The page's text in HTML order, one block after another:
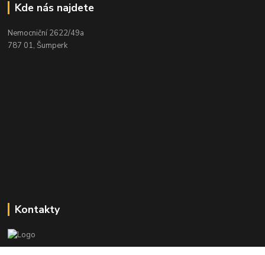
Kde nás najdete
Nemocniční 2622/49a
787 01, Šumperk
Kontakty